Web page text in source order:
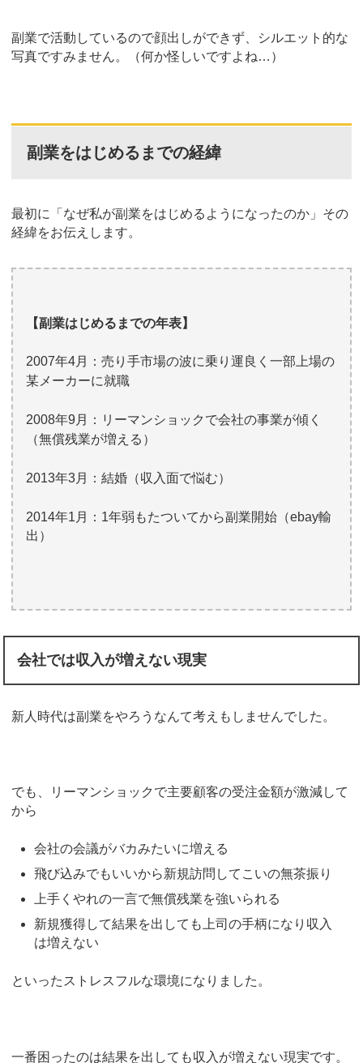
副業で活動しているので顔出しができず、シルエット的な
写真ですみません。（何か怪しいですよね…）
副業をはじめるまでの経緯
最初に「なぜ私が副業をはじめるようになったのか」その
経緯をお伝えします。
【副業はじめるまでの年表】
2007年4月：売り手市場の波に乗り運良く一部上場の
某メーカーに就職
2008年9月：リーマンショックで会社の事業が傾く
（無償残業が増える）
2013年3月：結婚（収入面で悩む）
2014年1月：1年弱もたついてから副業開始（ebay輸
出）
会社では収入が増えない現実
新人時代は副業をやろうなんて考えもしませんでした。
でも、リーマンショックで主要顧客の受注金額が激減して
から
会社の会議がバカみたいに増える
飛び込みでもいいから新規訪問してこいの無茶振り
上手くやれの一言で無償残業を強いられる
新規獲得して結果を出しても上司の手柄になり収入
は増えない
といったストレスフルな環境になりました。
一番困ったのは結果を出しても収入が増えない現実です。